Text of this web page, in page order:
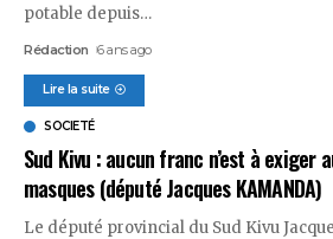
potable depuis…
Rédaction 6 ans ago
Lire la suite
SOCIETÉ
Sud Kivu : aucun franc n’est à exiger
masques (député Jacques KAMANDA)
Le député provincial du Sud Kivu